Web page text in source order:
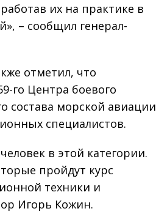
их на практике в
– сообщил генерал-
отметил, что
го Центра боевого
состава морской авиации
специалистов.
в этой категории.
пройдут курс
техники и
Игорь Кожин.